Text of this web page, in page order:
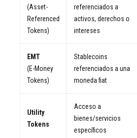
(Asset-
Referenced
Tokens)
referenciados a
activos, derechos o
intereses
EMT
(E-Money
Tokens)
Stablecoins
referenciados a una
moneda fiat
Utility
Tokens
Acceso a
bienes/servicios
específicos